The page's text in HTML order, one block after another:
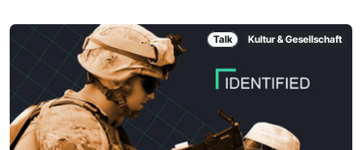
Talk Kultur & Gesellschaft